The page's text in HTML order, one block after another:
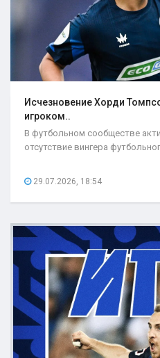
Исчезновение Хорди
игроком..
В футбольном сообществе
отсутствие вингера
29.07.2026, 18:54